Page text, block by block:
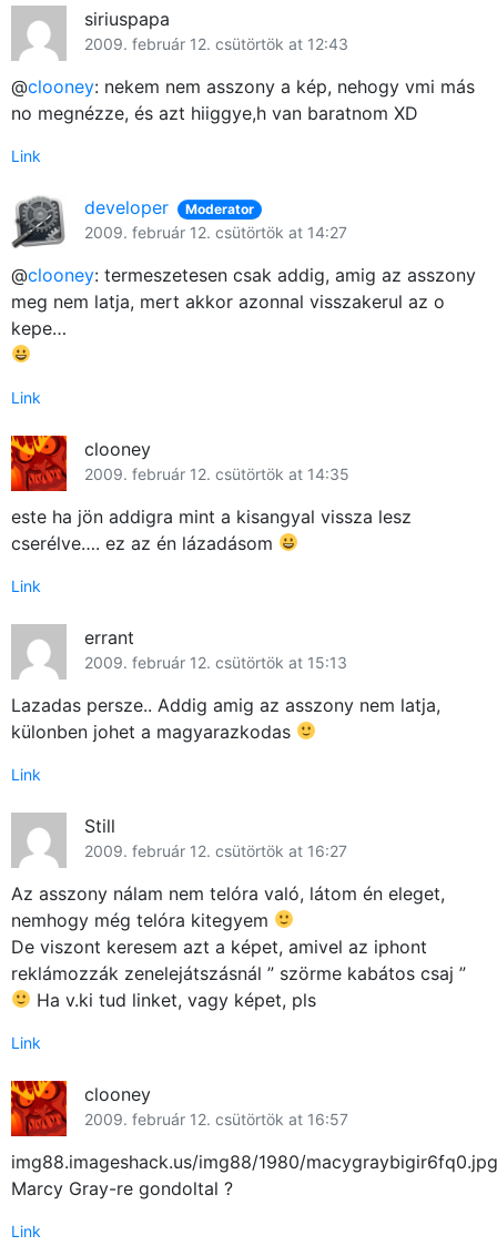
siriuspapa
2009. február 12. csütörtök at 12:43
@clooney: nekem nem asszony a kép, nehogy vmi más
no megnézze, és azt hiiggye,h van baratnom XD
Link
developer Moderator
2009. február 12. csütörtök at 14:27
@clooney: termeszetesen csak addig, amig az asszony
meg nem latja, mert akkor azonnal visszakerul az o
kepe…
Link
clooney
2009. február 12. csütörtök at 14:35
este ha jön addigra mint a kisangyal vissza lesz
cserélve…. ez az én lázadásom
Link
errant
2009. február 12. csütörtök at 15:13
Lazadas persze.. Addig amig az asszony nem latja,
külonben johet a magyarazkodas
Link
Still
2009. február 12. csütörtök at 16:27
Az asszony nálam nem telóra való, látom én eleget,
nemhogy még telóra kitegyem
De viszont keresem azt a képet, amivel az iphont
reklámozzák zenelejátszásnál ” szörme kabátos csaj ”
Ha v.ki tud linket, vagy képet, pls
Link
clooney
2009. február 12. csütörtök at 16:57
img88.imageshack.us/img88/1980/macygraybigir6fq0.jpg
Marcy Gray-re gondoltal ?
Link